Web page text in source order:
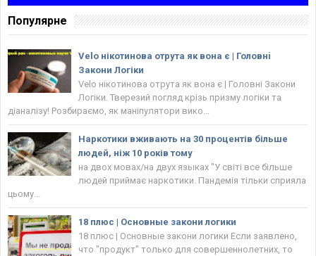
Популярне
Velo нікотинова отрута як вона є | Головнi
Закони Логіки
Velo нікотинова отрута як вона є | Головнi Закони
Логіки. Тверезий погляд крізь призму логіки та
діаналізу! Розбираємо, як маніпулятори вико...
Наркотики вживають на 30 процентів більше
людей, ніж 10 років тому
на двох мовах/на двух языках "У світі все більше
людей приймає наркотики. Пандемія тільки сприяла
цьому...
18 плюс | Основные закони логики
18 плюс | Основные закони логики Если заявлено,
что "продукт" только для совершеннолетних, то